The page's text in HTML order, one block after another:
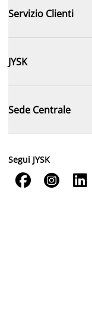
Servizio Clienti
JYSK
Sede Centrale
Segui JYSK
  